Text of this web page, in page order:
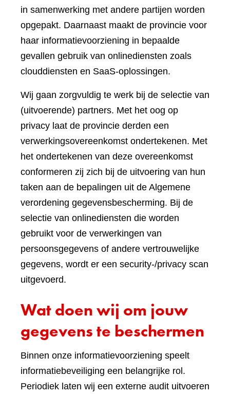
in samenwerking met andere partijen worden
opgepakt. Daarnaast maakt de provincie voor
haar informatievoorziening in bepaalde
gevallen gebruik van onlinediensten zoals
clouddiensten en SaaS-oplossingen.
Wij gaan zorgvuldig te werk bij de selectie van
(uitvoerende) partners. Met het oog op
privacy laat de provincie derden een
verwerkingsovereenkomst ondertekenen. Met
het ondertekenen van deze overeenkomst
conformeren zij zich bij de uitvoering van hun
taken aan de bepalingen uit de Algemene
verordening gegevensbescherming. Bij de
selectie van onlinediensten die worden
gebruikt voor de verwerkingen van
persoonsgegevens of andere vertrouwelijke
gegevens, wordt er een security-/privacy scan
uitgevoerd.
Wat doen wij om jouw
gegevens te beschermen
Binnen onze informatievoorziening speelt
informatiebeveiliging een belangrijke rol.
Periodiek laten wij een externe audit uitvoeren